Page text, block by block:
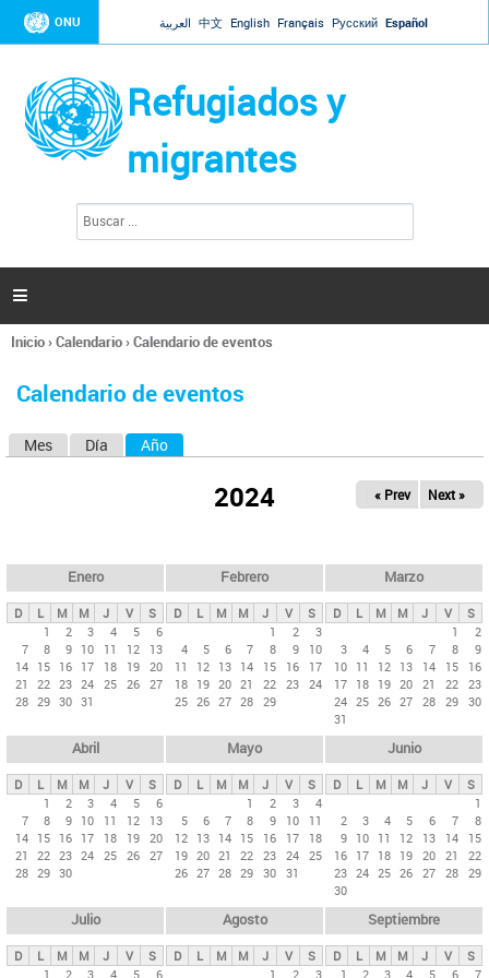
Jump to navigation
ONU العربية 中文 English Français Русский Español
Refugiados y
migrantes
l
d
s

Se
usted
Inicio›Calendario›Calendario de eventos
Calendario de eventos
s
p
n
c
i
p
e
Mes Día Año
2024 « Prev Next »
Enero
D L M M J V
S
1
2 3 4 5
6
7
8 9 10 11 12
13
14 15 16 17 18 19 20
21
22 23 24 25 26 27
28 29 30 31
Febrero
D L M M J V
S
1
2
3
4
5 6 7 8 9
10
11
12 13 14 15 16
17
18 19 20 21 22 23 24
25 26 27 28 29
Marzo
D L M M J V
S
1
2
3
4 5 6 7 8
9
10 11 12 13 14 15
16
17 18 19 20 21 22 23
24 25 26 27 28 29 30
31
Abril
D L M M J V
S
1
2 3 4 5
6
7
8 9 10 11 12
13
14 15 16 17 18 19 20
21
22 23 24 25 26 27
28 29 30
Mayo
D L M M J V
S
1
2 3
4
5
6 7 8 9 10
11
12 13 14 15 16 17
18
19 20 21 22 23 24 25
26 27 28 29 30 31
Junio
D L M M J V
S
1
2
3 4 5 6 7
8
9 10 11 12 13 14
15
16 17 18 19 20 21
22
23 24 25 26 27 28 29
30
Julio
D L M M J V
S
1
2 3 4 5 6
Agosto
D L M M J V
S
1
2 3
Septiembre
D L M M J V
S
1
2 3 4 5 6 7